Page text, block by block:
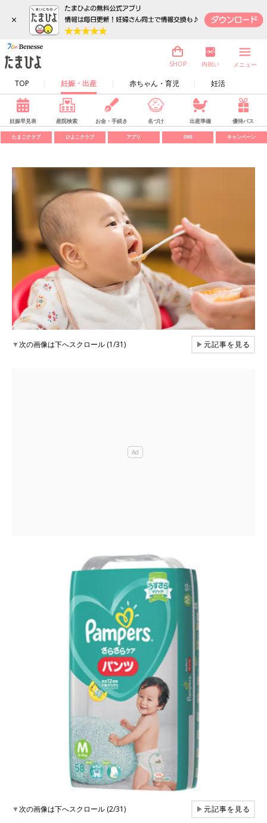
×
TOP 妊娠・出産 赤ちゃん・育児 妊活
SHOP 内祝い メニュー
妊娠早見表 産院検索 お金・手続き 名づけ 出産準備 優待パス
たまごクラブ ひよこクラブ アプリ SNS キャンペーン
▼次の画像は下へスクロール (1/31) ▶元記事を見る
▼次の画像は下へスクロール (2/31) ▶元記事を見る